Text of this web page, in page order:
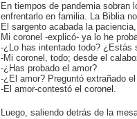
En tiempos de pandemia sobran
enfrentarlo en familia. La Biblia
El sargento acabada la
Mi coronel -explicó- ya lo he
-¿Lo has intentado todo? ¿Estás
-Mi coronel, todo; desde el
-¿Has probado el amor?
-¿El amor? Preguntó extrañado
-El amor-contestó el coronel.
Luego, saliendo detrás de la